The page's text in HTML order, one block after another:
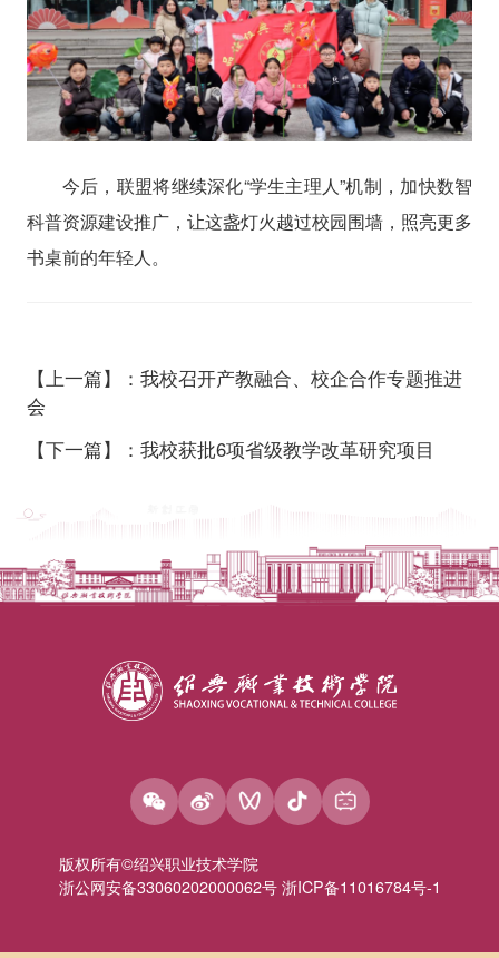
今后，联盟将继续深化“学生主理人”机制，加快数智
科普资源建设推广，让这盏灯火越过校园围墙，照亮更多
书桌前的年轻人。
【上一篇】：我校召开产教融合、校企合作专题推进
会
【下一篇】：我校获批6项省级教学改革研究项目
版权所有©绍兴职业技术学院
浙公网安备33060202000062号 浙ICP备11016784号-1